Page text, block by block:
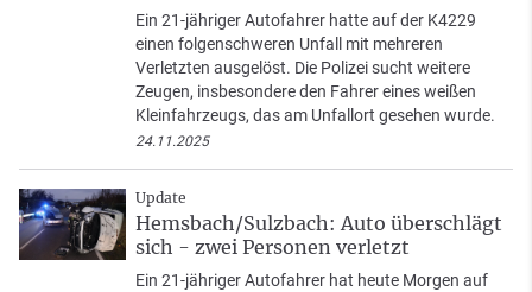
Ein 21-jähriger Autofahrer hatte auf der K4229
einen folgenschweren Unfall mit mehreren
Verletzten ausgelöst. Die Polizei sucht weitere
Zeugen, insbesondere den Fahrer eines weißen
Kleinfahrzeugs, das am Unfallort gesehen wurde.
24.11.2025
Update
Hemsbach/Sulzbach: Auto überschlägt
sich - zwei Personen verletzt
Ein 21-jähriger Autofahrer hat heute Morgen auf